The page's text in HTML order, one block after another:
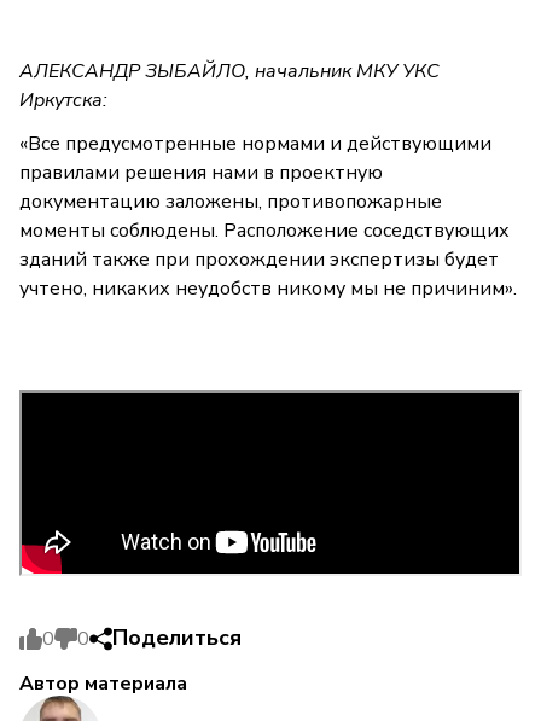
АЛЕКСАНДР ЗЫБАЙЛО, начальник МКУ УКС
Иркутска:
«Все предусмотренные нормами и действующими
правилами решения нами в проектную
документацию заложены, противопожарные
моменты соблюдены. Расположение соседствующих
зданий также при прохождении экспертизы будет
учтено, никаких неудобств никому мы не причиним».
0 0 Поделиться
Автор материала